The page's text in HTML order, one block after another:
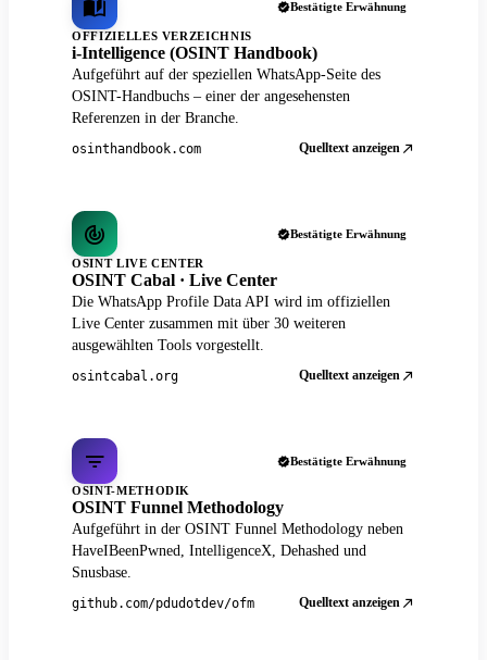
Bestätigte Erwähnung
OFFIZIELLES VERZEICHNIS
i-Intelligence (OSINT Handbook)
Aufgeführt auf der speziellen WhatsApp-Seite des
OSINT-Handbuchs – einer der angesehensten
Referenzen in der Branche.
osinthandbook.com Quelltext anzeigen
Bestätigte Erwähnung
OSINT LIVE CENTER
OSINT Cabal · Live Center
Die WhatsApp Profile Data API wird im offiziellen
Live Center zusammen mit über 30 weiteren
ausgewählten Tools vorgestellt.
osintcabal.org Quelltext anzeigen
Bestätigte Erwähnung
OSINT-METHODIK
OSINT Funnel Methodology
Aufgeführt in der OSINT Funnel Methodology neben
HaveIBeenPwned, IntelligenceX, Dehashed und
Snusbase.
github.com/pdudotdev/ofm Quelltext anzeigen